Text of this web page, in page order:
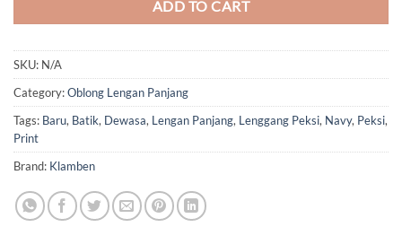
ADD TO CART
SKU: N/A
Category:Oblong Lengan Panjang
Tags: Baru, Batik, Dewasa, Lengan Panjang, Lenggang Peksi, Navy, Peksi,
Print
Brand: Klamben